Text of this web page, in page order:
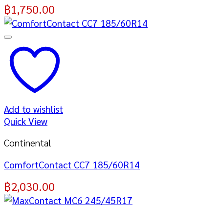
฿1,750.00
Add to wishlist
Quick View
Continental
ComfortContact CC7 185/60R14
฿2,030.00